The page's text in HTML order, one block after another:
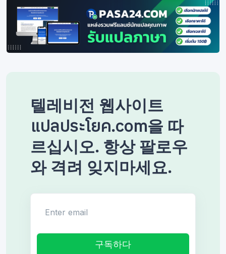
텔레비전 웹사이트
แปลประโยค.com을 따
르십시오. 항상 팔로우
와 격려 잊지마세요.
구독하다